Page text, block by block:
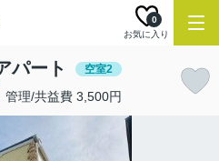
お気に入り
0
パート 空室2
管理/共益費 3,500円